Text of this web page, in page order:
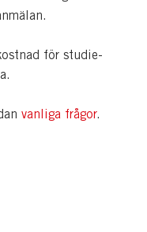
för studie-
vanliga frågor.